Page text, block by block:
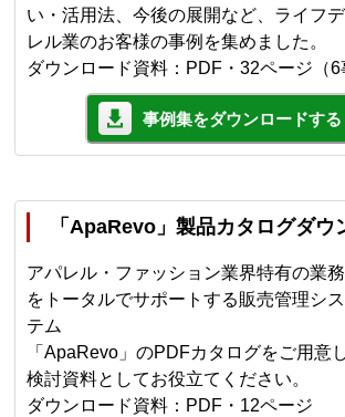
い・活用法、今後の展開など、ライフ
レル業のお客様の事例を集めました。
ダウンロード資料：PDF・32ページ（6
事例集をダウンロードする
「ApaRevo」製品カタログダウ
アパレル・ファッション業界特有の業務
をトータルでサポートする販売管理シス
テム
「ApaRevo」のPDFカタログをご用意
検討資料としてお役立てください。
ダウンロード資料：PDF・12ページ